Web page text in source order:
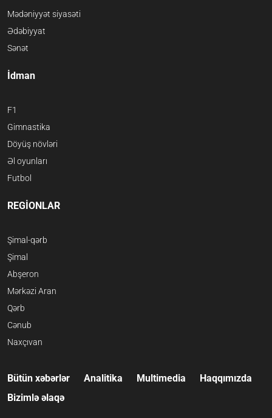
Mədəniyyət siyasəti
Ədəbiyyat
Sənət
İdman
F1
Gimnastika
Döyüş növləri
Əl oyunları
Futbol
REGİONLAR
Şimal-qərb
Şimal
Abşeron
Mərkəzi Aran
Qərb
Cənub
Naxçıvan
Bütün xəbərlər Analitika Multimedia
Haqqımızda
Bizimlə əlaqə